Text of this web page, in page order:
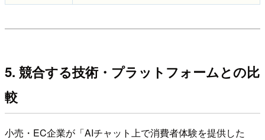
5. 競合する技術・プラットフォームとの比
較
小売・EC企業が「AIチャット上で消費者体験を提供した